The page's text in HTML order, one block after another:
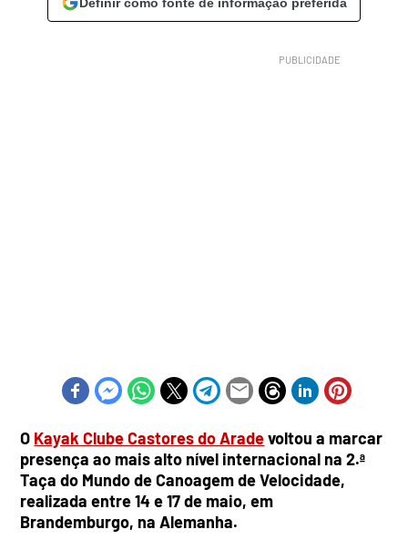
O Kayak Clube Castores do Aradevoltou a marcar
presença ao mais alto nível internacional na 2.ª
Taça do Mundo de Canoagem de Velocidade,
realizada entre 14 e 17 de maio, em
Brandemburgo, na Alemanha.